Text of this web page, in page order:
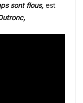
sont flous, est